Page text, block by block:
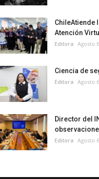
ChileAtiende
Atención
Editora Agosto
Ciencia de
Editora Agosto
Director del
Editora Agosto